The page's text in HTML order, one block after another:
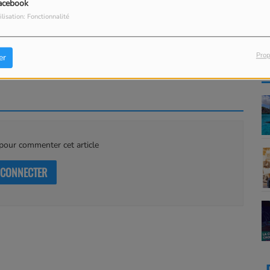
Fonctionnalité
locaux, écoutez leurs histoires et anecdotes autour
leurs recettes et leur bonne cuisine.
commenter cet article